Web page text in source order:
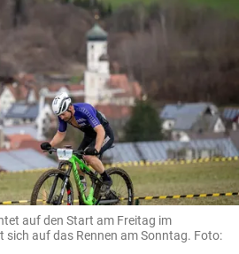
auf den Start am Freitag im
auf das Rennen am Sonntag. Foto: